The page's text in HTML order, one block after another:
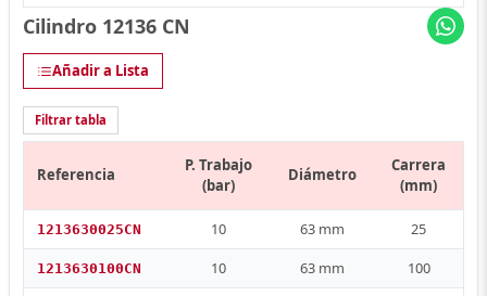
Cilindro 12136 CN
Añadir a Lista
Filtrar tabla
Referencia
P. Trabajo
(bar)
Diámetro
Carrera
(mm)
1213630025CN 10 63 mm 25
1213630100CN 10 63 mm 100